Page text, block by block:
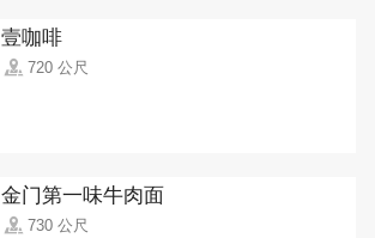
壹咖啡
720 公尺
金门第一味牛肉面
730 公尺